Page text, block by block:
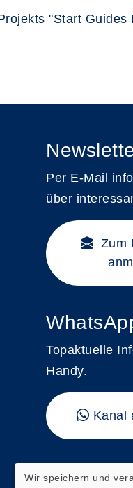
"Start Guides
Per E-Mail
über
Zum
Topaktuelle
Handy.
Kanal
"vhs
Wir speichern und